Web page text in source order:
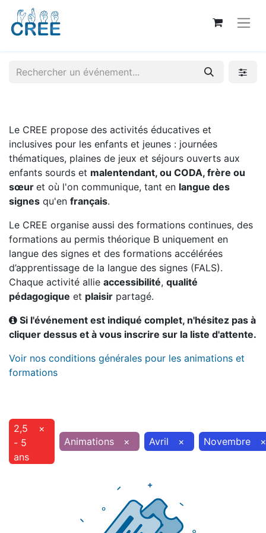
Le CREE propose des activités éducatives et
inclusives pour les enfants et jeunes : journées
thématiques, plaines de jeux et séjours ouverts aux
enfants sourds et malentendant, ou CODA, frère ou
sœur et où l'on communique, tant en langue des
signes qu'en français.
Le CREE organise aussi des formations continues, des
formations au permis théorique B uniquement en
langue des signes et des formations accélérées
d’apprentissage de la langue des signes (FALS).
Chaque activité allie accessibilité, qualité
pédagogique et plaisir partagé.
Si l'événement est indiqué complet, n'hésitez pas à
cliquer dessus et à vous inscrire sur la liste d'attente.
Voir nos conditions générales pour les animations et
formations
2,5
- 5
ans
×
Animations
× Avril × Novembre ×